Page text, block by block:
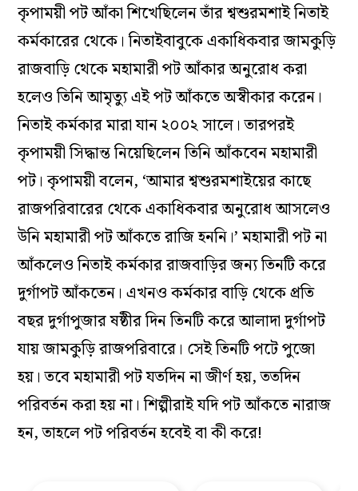
কৃপাময়ী পট আঁকা শিখেছিলেন তাঁর শ্বশুরমশাই নিতাই
কর্মকারের থেকে। নিতাইবাবুকে একাধিকবার জামকুড়ি
রাজবাড়ি থেকে মহামারী পট আঁকার অনুরোধ করা
হলেও তিনি আমৃত্যু এই পট আঁকতে অস্বীকার করেন।
নিতাই কর্মকার মারা যান ২০০২ সালে। তারপরই
কৃপাময়ী সিদ্ধান্ত নিয়েছিলেন তিনি আঁকবেন মহামারী
পট। কৃপাময়ী বলেন, ‘আমার শ্বশুরমশাইয়ের কাছে
রাজপরিবারের থেকে একাধিকবার অনুরোধ আসলেও
উনি মহামারী পট আঁকতে রাজি হননি।’ মহামারী পট না
আঁকলেও নিতাই কর্মকার রাজবাড়ির জন্য তিনটি করে
দুর্গাপট আঁকতেন। এখনও কর্মকার বাড়ি থেকে প্রতি
বছর দুর্গাপুজার ষষ্ঠীর দিন তিনটি করে আলাদা দুর্গাপট
যায় জামকুড়ি রাজপরিবারে। সেই তিনটি পটে পুজো
হয়। তবে মহামারী পট যতদিন না জীর্ণ হয়, ততদিন
পরিবর্তন করা হয় না। শিল্পীরাই যদি পট আঁকতে নারাজ
হন, তাহলে পট পরিবর্তন হবেই বা কী করে!